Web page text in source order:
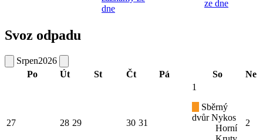
dne
ze dne
Svoz odpadu
Srpen2026
Po
Út St Čt Pá So Ne
27 28 29 30 31
1
Sběrný
dvůr Nykos
Horní
2